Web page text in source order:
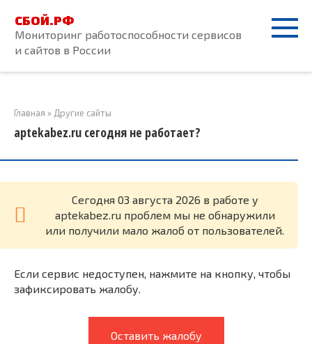
контенту
СБОЙ.РФ
Мониторинг работоспособности сервисов
и сайтов в России
Главная » Другие сайты
aptekabez.ru сегодня не работает?
Cегодня 03 августа 2026 в работе у
aptekabez.ru проблем мы не обнаружили
или получили мало жалоб от пользователей.
Если сервис недоступен, нажмите на кнопку, чтобы
зафиксировать жалобу.
Оставить жалобу